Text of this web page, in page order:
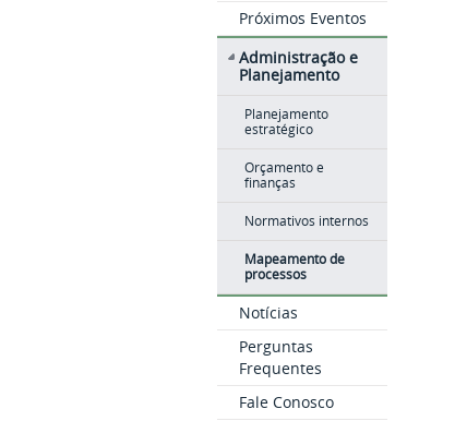
Próximos Eventos
Administração e
Planejamento
Planejamento
estratégico
Orçamento e
finanças
Normativos internos
Mapeamento de
processos
Notícias
Perguntas
Frequentes
Fale Conosco